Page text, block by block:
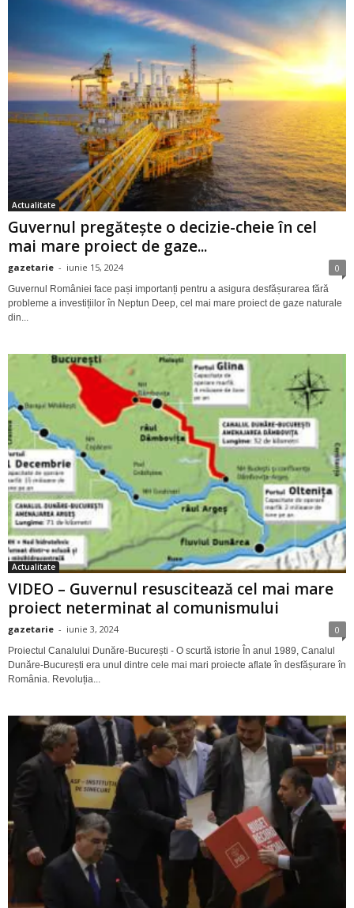
Actualitate
Guvernul pregătește o decizie-cheie în cel
mai mare proiect de gaze...
gazetarie - iunie 15, 2024 0
Guvernul României face pași importanți pentru a asigura desfășurarea fără
probleme a investițiilor în Neptun Deep, cel mai mare proiect de gaze naturale
din...
Actualitate
VIDEO – Guvernul resuscitează cel mai mare
proiect neterminat al comunismului
gazetarie - iunie 3, 2024 0
Proiectul Canalului Dunăre-București - O scurtă istorie În anul 1989, Canalul
Dunăre-București era unul dintre cele mai mari proiecte aflate în desfășurare în
România. Revoluția...